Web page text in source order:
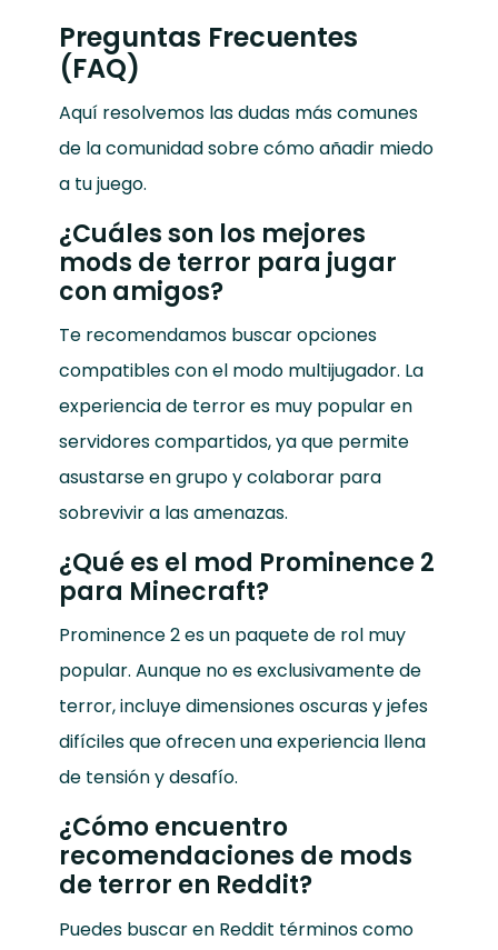
Preguntas Frecuentes
(FAQ)
Aquí resolvemos las dudas más comunes
de la comunidad sobre cómo añadir miedo
a tu juego.
¿Cuáles son los mejores
mods de terror para jugar
con amigos?
Te recomendamos buscar opciones
compatibles con el modo multijugador. La
experiencia de terror es muy popular en
servidores compartidos, ya que permite
asustarse en grupo y colaborar para
sobrevivir a las amenazas.
¿Qué es el mod Prominence 2
para Minecraft?
Prominence 2 es un paquete de rol muy
popular. Aunque no es exclusivamente de
terror, incluye dimensiones oscuras y jefes
difíciles que ofrecen una experiencia llena
de tensión y desafío.
¿Cómo encuentro
recomendaciones de mods
de terror en Reddit?
Puedes buscar en Reddit términos como